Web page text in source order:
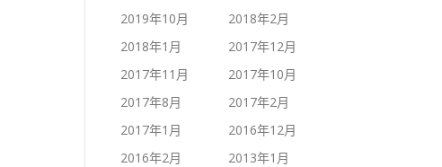
2019年10月
2018年2月
2018年1月
2017年12月
2017年11月
2017年10月
2017年8月
2017年2月
2017年1月
2016年12月
2016年2月
2013年1月